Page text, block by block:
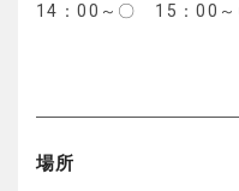
14：00～〇 15：00
場所